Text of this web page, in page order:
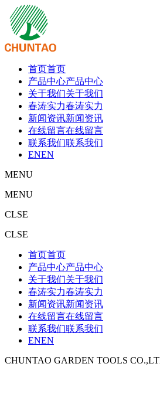
首页首页
产品中心产品中心
关于我们关于我们
春涛实力春涛实力
新闻资讯新闻资讯
在线留言在线留言
联系我们联系我们
ENEN
MENU
MENU
CLSE
CLSE
首页首页
产品中心产品中心
关于我们关于我们
春涛实力春涛实力
新闻资讯新闻资讯
在线留言在线留言
联系我们联系我们
ENEN
CHUNTAO GARDEN TOOLS